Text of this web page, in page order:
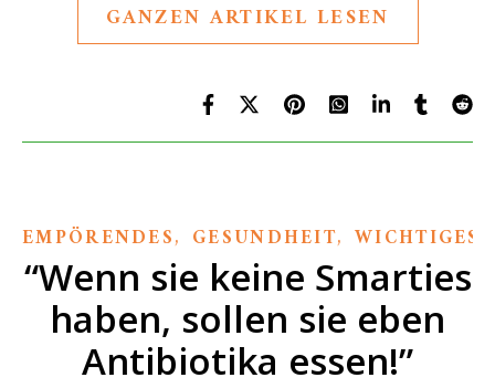
GANZEN ARTIKEL LESEN
EMPÖRENDES, GESUNDHEIT, WICHTIGES
“Wenn sie keine Smarties
haben, sollen sie eben
Antibiotika essen!”